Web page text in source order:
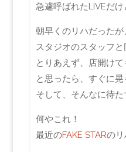
急遽呼ばれたLIVEだ
朝早くのリハだったが
スタジオのスタッフ
とりあえず、店開け
と思ったら、すぐに晃
そして、そんなに待
何やこれ！
最近のFAKE STARの